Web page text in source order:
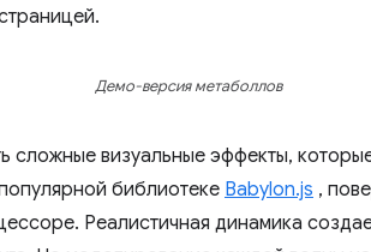
Демо-версия метаболлов
сложные визуальные эффекты,
библиотеке Babylon.js ,
Реалистичная динамика